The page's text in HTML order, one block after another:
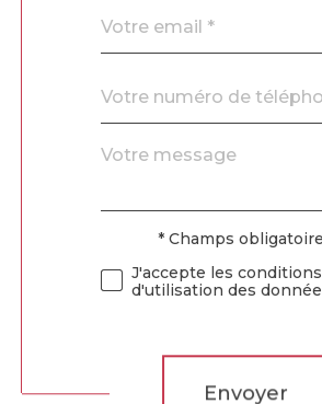
*
*
Fieldset
Message
*
Validation* Champs
J'accepte les conditions
d'utilisation des
Envoyer